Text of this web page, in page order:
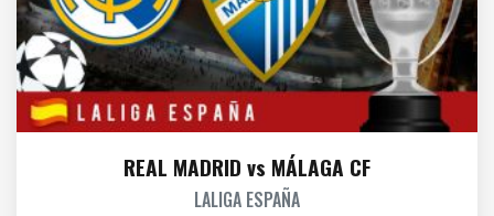
REAL MADRID vs MÁLAGA CF
LALIGA ESPAÑA